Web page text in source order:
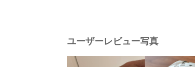
ユーザーレビュー写真